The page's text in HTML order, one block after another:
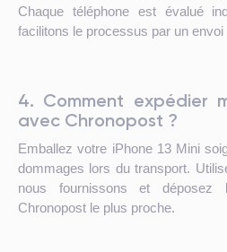
Chaque téléphone est évalué
facilitons le processus par un envoi
4. Comment expédier
avec Chronopost ?
Emballez votre iPhone 13 Mini
dommages lors du transport.
nous fournissons et
Chronopost le plus proche.